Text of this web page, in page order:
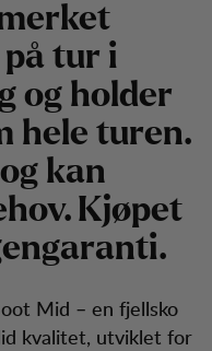
tur i
og holder
hele turen.
kan
Kjøpet
Mid – en fjellsko
kvalitet, utviklet for